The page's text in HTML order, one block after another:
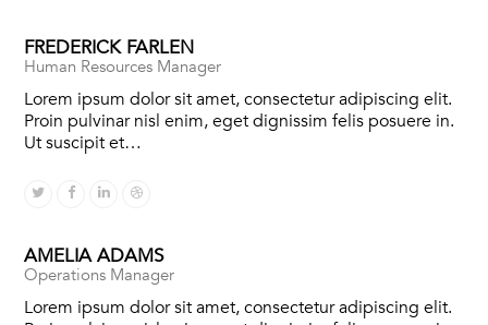
FREDERICK FARLEN
Human Resources Manager
Lorem ipsum dolor sit amet, consectetur adipiscing elit.
Proin pulvinar nisl enim, eget dignissim felis posuere in.
Ut suscipit et…
TwitterFacebook
LinkedinDribbble
AMELIA ADAMS
Operations Manager
Lorem ipsum dolor sit amet, consectetur adipiscing elit.